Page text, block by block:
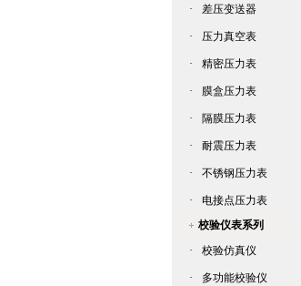
· 差压变送器
· 压力真空表
· 精密压力表
· 膜盒压力表
· 隔膜压力表
· 耐震压力表
· 不锈钢压力表
·
电接点压力表
校验仪表系列
·
校验仿真仪
· 多功能校验仪